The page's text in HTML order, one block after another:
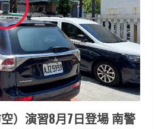
）演習8月7日登場 南警